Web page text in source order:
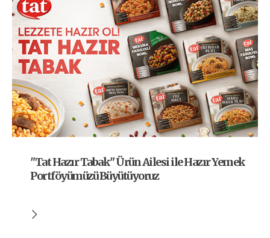
"Tat Hazır Tabak" Ürün Ailesi ile Hazır Yemek
Portföyümüzü Büyütüyoruz